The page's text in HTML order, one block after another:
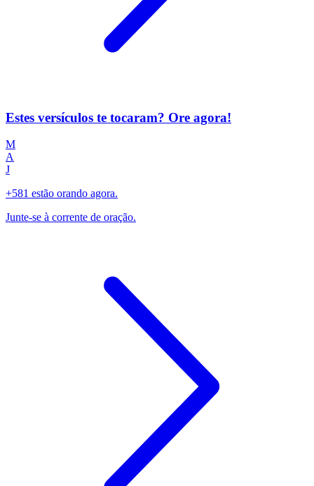
Estes versículos te tocaram? Ore agora!
M
A
J
+581 estão orando agora.
Junte-se à corrente de oração.